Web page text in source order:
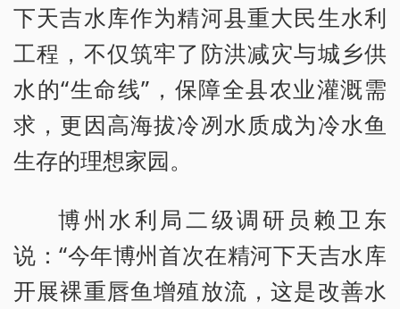
下天吉水库作为精河县重大民生水利
工程，不仅筑牢了防洪减灾与城乡供
水的“生命线”，保障全县农业灌溉需
求，更因高海拔冷冽水质成为冷水鱼
生存的理想家园。
博州水利局二级调研员赖卫东
说：“今年博州首次在精河下天吉水库
开展裸重唇鱼增殖放流，这是改善水